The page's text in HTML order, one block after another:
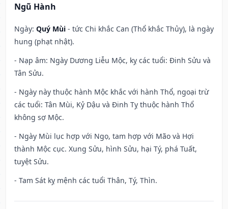
Ngũ Hành
Ngày: Quý Mùi - tức Chi khắc Can (Thổ khắc Thủy), là ngày
hung (phạt nhật).
- Nạp âm: Ngày Dương Liễu Mộc, kỵ các tuổi: Đinh Sửu và
Tân Sửu.
- Ngày này thuộc hành Mộc khắc với hành Thổ, ngoại trừ
các tuổi: Tân Mùi, Kỷ Dậu và Đinh Tỵ thuộc hành Thổ
không sợ Mộc.
- Ngày Mùi lục hợp với Ngọ, tam hợp với Mão và Hợi
thành Mộc cục. Xung Sửu, hình Sửu, hại Tý, phá Tuất,
tuyệt Sửu.
- Tam Sát kỵ mệnh các tuổi Thân, Tý, Thìn.